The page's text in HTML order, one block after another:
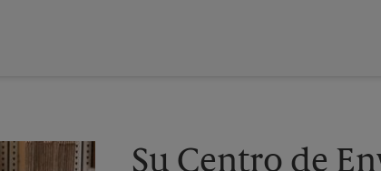
Su Centro de